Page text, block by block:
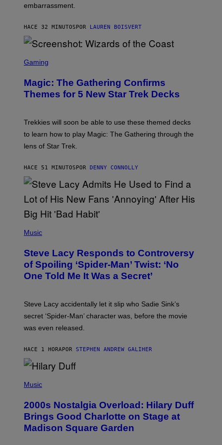
V
Z
/
F
L
M
A
G
embarrassment.
HACE 32 MINUTOS POR LAUREN BOISVERT
C
E
N
S
T
W
I
Z
R
S
F
T
H
E
O
T
Gaming
Magic: The Gathering Confirms
Themes for 5 New Star Trek Decks
Trekkies will soon be able to use these themed decks
to learn how to play Magic: The Gathering through the
lens of Star Trek.
HACE 51 MINUTOS POR DENNY CONNOLLY
H
O
B
Y
J
E
M
C
T
H
Y
G
E
T
Y
I
M
A
Music
Steve Lacy Responds to Controversy
of Spoiling ‘Spider-Man’ Twist: ‘No
One Told Me It Was a Secret’
Steve Lacy accidentally let it slip who Sadie Sink’s
secret ‘Spider-Man’ character was, before the movie
was even released.
HACE 1 HORAPOR STEPHEN ANDREW GALIHER
H
O
B
Y
E
Music
2000s Nostalgia Overload: Hilary Duff
Brings Good Charlotte on Stage at
Madison Square Garden